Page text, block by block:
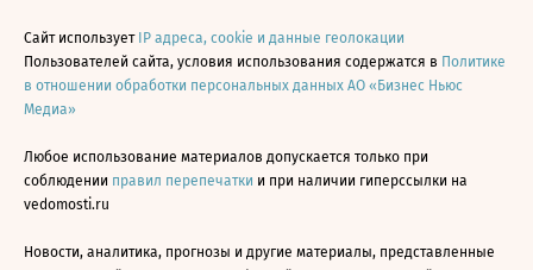
Сайт использует IP адреса, cookie и данные геолокации
Пользователей сайта, условия использования содержатся в Политике
в отношении обработки персональных данных АО «Бизнес Ньюс
Медиа»
Любое использование материалов допускается только при
соблюдении правил перепечатки и при наличии гиперссылки на
vedomosti.ru
Новости, аналитика, прогнозы и другие материалы, представленные